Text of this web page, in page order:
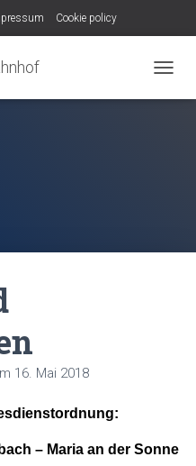
Cookie policy
A
U
16. Mai 2018
– Maria an der Sonne